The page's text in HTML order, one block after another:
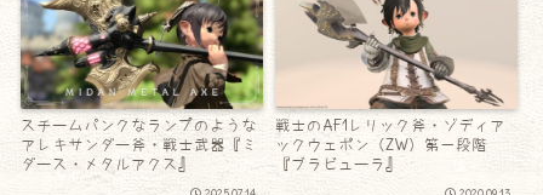
スチームパンクなランプのような
アレキサンダー斧・戦士武器『ミ
ダース・メタルアクス』
戦士のAF1レリック斧・ゾディア
ックウェポン（ZW）第一段階
『ブラビューラ』